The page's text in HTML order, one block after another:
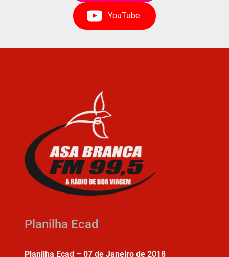
YouTube
Planilha Ecad
Planilha Ecad – 07 de Janeiro de 2018